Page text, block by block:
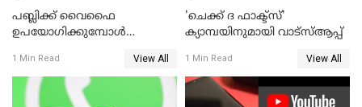
പബ്ലിക്ക് വൈഫൈ
ഉപയോഗിക്കുമ്പോള്‍
പൊലീസ്
1 Min Read View All
'ചെക്ക് ദ ഫാക്ട്‌സ്'
ക്യാമ്പയിനുമായി വാട്സ്ആപ്പ്
1 Min Read View All